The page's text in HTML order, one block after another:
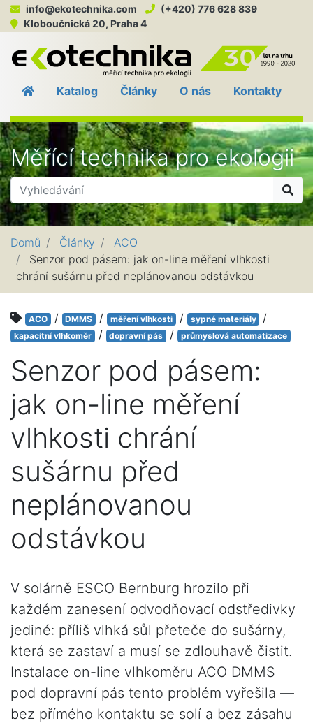
info@ekotechnika.com
(+420) 776 628 839
Kloboučnická 20, Praha 4
Katalog Články O nás Kontakty
Měřící technika pro ekologii
Domů Články
ACO
Senzor pod pásem: jak on-line měření vlhkosti
chrání sušárnu před neplánovanou odstávkou
ACO / DMMS / měření vlhkosti / sypné materiály /
kapacitní vlhkoměr / dopravní pás / průmyslová automatizace
Senzor pod pásem:
jak on-line měření
vlhkosti chrání
sušárnu před
neplánovanou
odstávkou
V solárně ESCO Bernburg hrozilo při
každém zanesení odvodňovací odstředivky
jediné: příliš vlhká sůl přeteče do sušárny,
která se zastaví a musí se zdlouhavě čistit.
Instalace on-line vlhkoměru ACO DMMS
pod dopravní pás tento problém vyřešila —
bez přímého kontaktu se solí a bez zásahu